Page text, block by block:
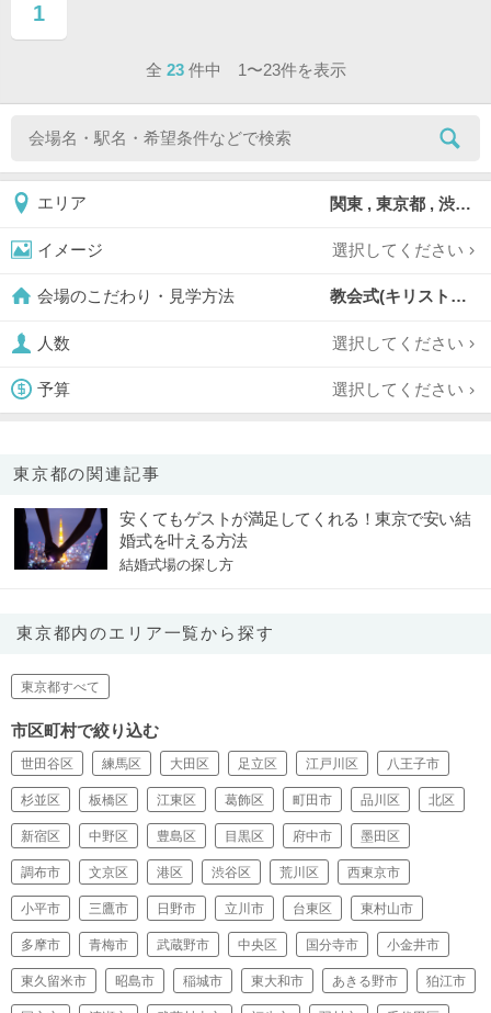
1
ページ目
全 23 件中 1〜23件を表示
エリア 関東 , 東京都 , 渋谷区
イメージ 選択してください
会場のこだわり・見学方法 教会式(キリスト教式),
人数 選択してください
予算 選択してください
東京都の関連記事
安くてもゲストが満足してくれる！東京で安い結
婚式を叶える方法
結婚式場の探し方
東京都内のエリア一覧から探す
東京都すべて
市区町村で絞り込む
世田谷区 練馬区 大田区 足立区 江戸川区 八王子市
杉並区 板橋区 江東区 葛飾区 町田市 品川区 北区
新宿区 中野区 豊島区 目黒区 府中市 墨田区
調布市 文京区 港区 渋谷区 荒川区 西東京市
小平市 三鷹市 日野市 立川市 台東区 東村山市
多摩市 青梅市 武蔵野市 中央区 国分寺市 小金井市
東久留米市 昭島市 稲城市 東大和市 あきる野市 狛江市